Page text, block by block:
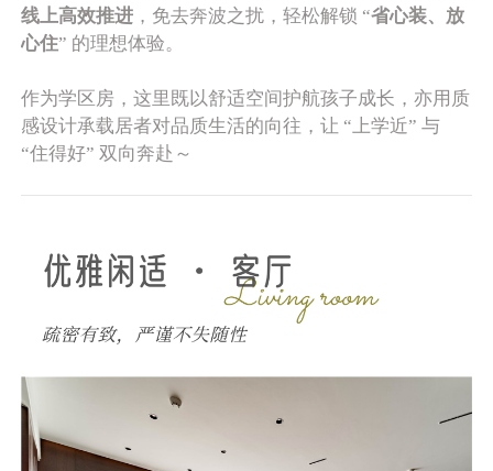
线上高效推进 ，免去奔波之扰，轻松解锁 “省心装、放
心住” 的理想体验。
作为学区房，这里既以舒适空间护航孩子成长，亦用质
感设计承载居者对品质生活的向往，让 “上学近” 与
“住得好” 双向奔赴～